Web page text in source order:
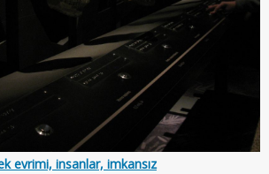
evrimi, insanlar, imkansız